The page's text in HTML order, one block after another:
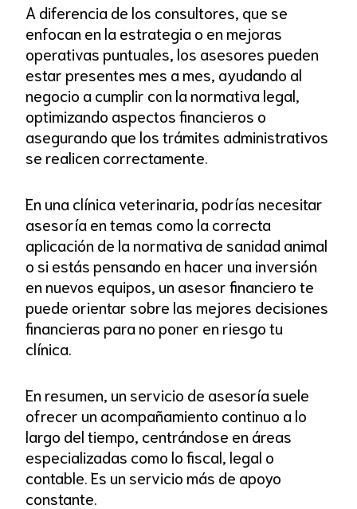
A diferencia de los consultores, que se
enfocan en la estrategia o en mejoras
operativas puntuales, los asesores pueden
estar presentes mes a mes, ayudando al
negocio a cumplir con la normativa legal,
optimizando aspectos financieros o
asegurando que los trámites administrativos
se realicen correctamente.
En una clínica veterinaria, podrías necesitar
asesoría en temas como la correcta
aplicación de la normativa de sanidad animal
o si estás pensando en hacer una inversión
en nuevos equipos, un asesor financiero te
puede orientar sobre las mejores decisiones
financieras para no poner en riesgo tu
clínica.
En resumen, un servicio de asesoría suele
ofrecer un acompañamiento continuo a lo
largo del tiempo, centrándose en áreas
especializadas como lo fiscal, legal o
contable. Es un servicio más de apoyo
constante.